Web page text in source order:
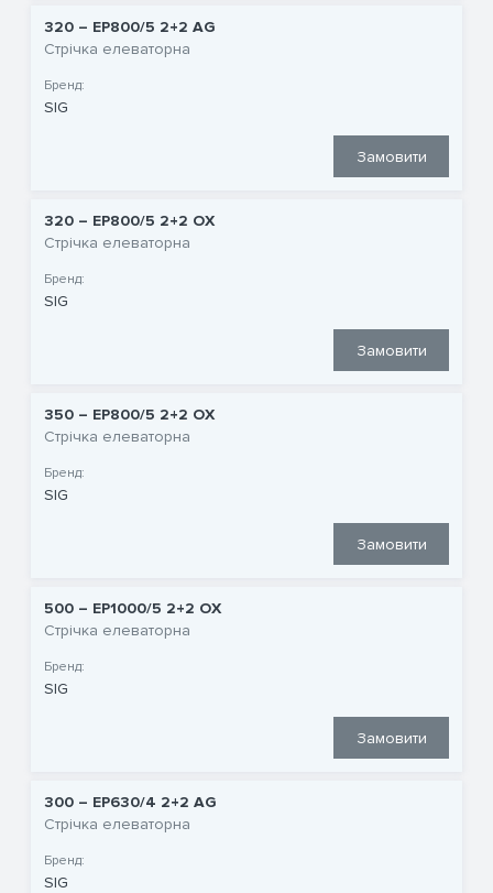
320 – EP800/5 2+2 AG
Стрічка елеваторна
Бренд:
SIG
Замовити
320 – EP800/5 2+2 OX
Стрічка елеваторна
Бренд:
SIG
Замовити
350 – EP800/5 2+2 OX
Стрічка елеваторна
Бренд:
SIG
Замовити
500 – EP1000/5 2+2 OX
Стрічка елеваторна
Бренд:
SIG
Замовити
300 – EP630/4 2+2 AG
Стрічка елеваторна
Бренд:
SIG